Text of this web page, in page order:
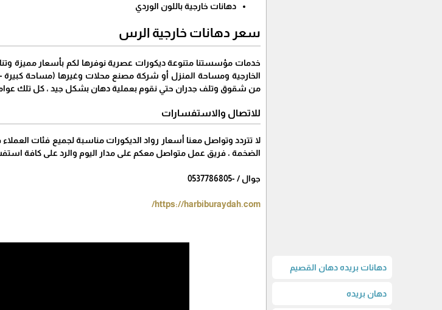
دهانات بريده دهان القصيم
دهان بريده
دهانات خارجية باللون الوردي
سعر دهانات خارجية الرس
خدمات مؤسستنا متنوعة ديكورات عصرية نوفرها لكم بأسعار مميزة
الخارجية ومساحة المنزل أو شركة مصنع محلات وغيرها (مساحة كبيرة –
من شقوق وتلف جدران حتي نقوم بعملية دهان بشكل جيد ، كل تلك
للاتصال والاستفسارات
لا تتردد وتواصل معنا أسعار رواد الديكورات مناسبة لجميع فئات
الضخمة ، فريق عمل متواصل معكم على مدار اليوم والرد على كافة
جوال / -0537786805
https://harbiburaydah.com/